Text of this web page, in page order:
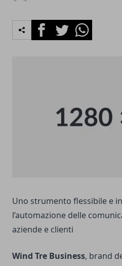
FacebookTwitterWhatsapp
Uno strumento flessibile e
l’automazione delle
aziende e clienti
Wind Tre Business, brand